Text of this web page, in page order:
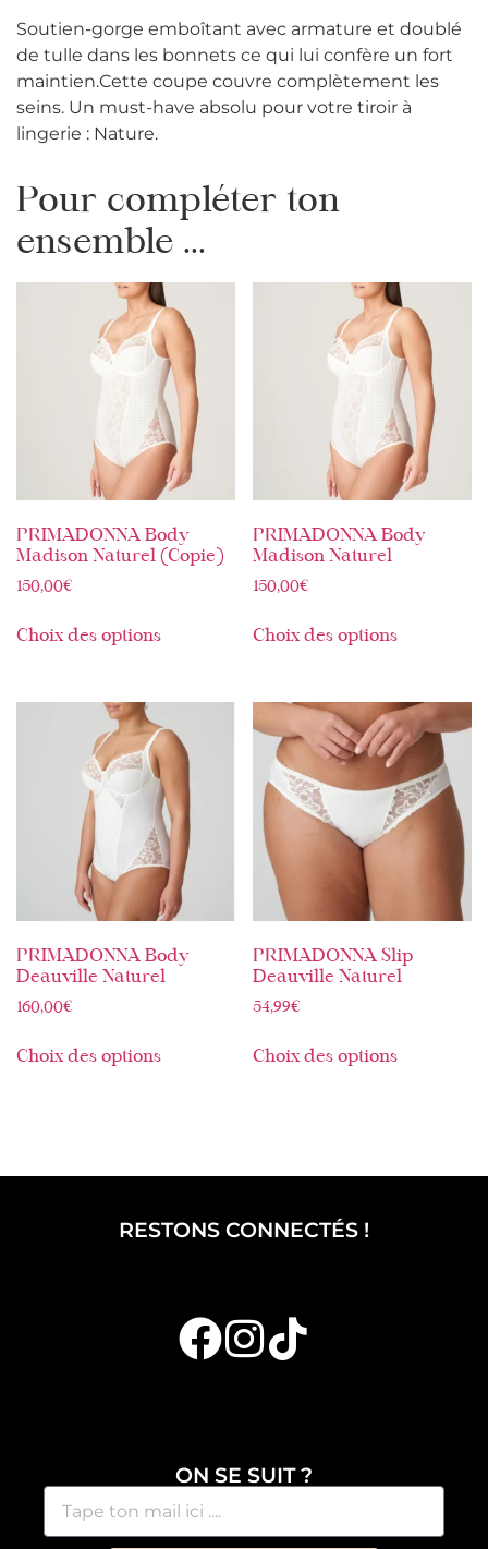
Soutien-gorge emboîtant avec armature et doublé
de tulle dans les bonnets ce qui lui confère un fort
maintien.Cette coupe couvre complètement les
seins. Un must-have absolu pour votre tiroir à
lingerie : Nature.
Pour compléter ton
ensemble ...
PRIMADONNA Body
Madison Naturel (Copie)
150,00€
Choix des options
PRIMADONNA Body
Madison Naturel
150,00€
Choix des options
PRIMADONNA Body
Deauville Naturel
160,00€
Choix des options
PRIMADONNA Slip
Deauville Naturel
54,99€
Choix des options
RESTONS CONNECTÉS !
ON SE SUIT ?